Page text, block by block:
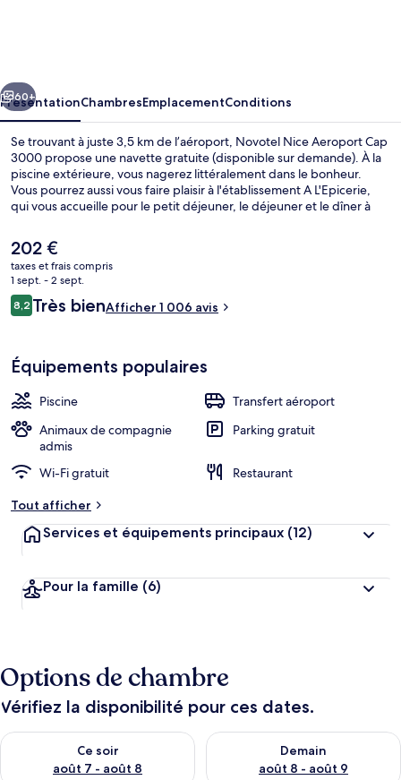
3000
Suivant
60+
PrésentationChambresEmplacementConditions
Se trouvant à juste 3,5 km de l’aéroport, Novotel Nice Aeroport Cap
3000 propose une navette gratuite (disponible sur demande). À la
piscine extérieure, vous nagerez littéralement dans le bonheur.
Vous pourrez aussi vous faire plaisir à l'établissement A L'Epicerie,
qui vous accueille pour le petit déjeuner, le déjeuner et le dîner à
offerts par cet hébergement : un bar / salon, un snack-bar/une
épicerie fine et une terrasse. Les autres voyageurs adorent le
personnel attentionné.
Le
prix
actuel
est
de
202 €
taxes et frais compris
1 sept. - 2 sept.
Avis
voyageurs
8,28,2 sur 10
Très bienAfficher 1 006 avis
Équipements populaires
Piscine
Transfert aéroport
Animaux de compagnie
admis
Parking gratuit
Wi-Fi gratuit
Restaurant
Tout afficher
Services et équipements principaux (12)
Pour la famille (6)
Options de chambre
Vérifiez la disponibilité pour ces dates.
Ce soir
août 7 - août 8
Vérifier la disponibilité pour ce soir août 7 - août 8
Demain
août 8 - août 9
Vérifier la disponibilité pour